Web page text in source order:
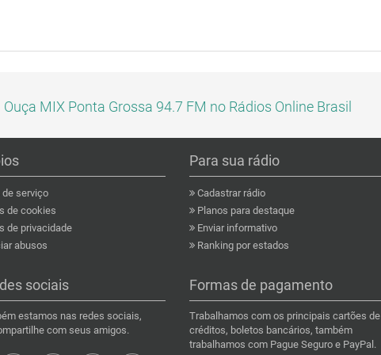
Ouça MIX Ponta Grossa 94.7 FM no Rádios Online Brasil
serviço
de cookies
de privacidade
abusos
Para sua rádio
Cadastrar rádio
Planos para destaque
Enviar informativo
Ranking por estados
sociais
estamos nas redes sociais,
com seus amigos.
Formas de pagamento
Trabalhamos com os principais cartões de
créditos, boletos bancários, também
trabalhamos com Pague Seguro e PayPal.